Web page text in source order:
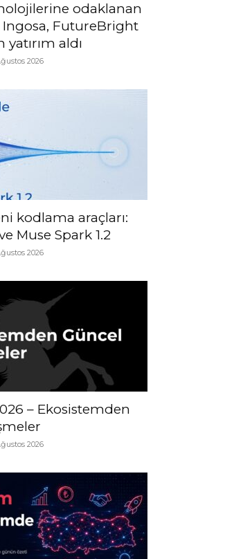
odaklanan
FutureBright
yatırım aldı
2026
kodlama araçları:
Muse Spark 1.2
2026
– Ekosistemden
2026